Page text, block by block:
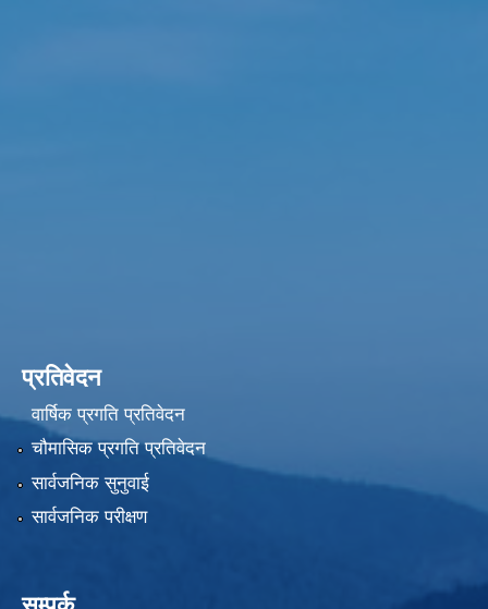
प्रतिवेदन
वार्षिक प्रगति प्रतिवेदन
चौमासिक प्रगति प्रतिवेदन
सार्वजनिक सुनुवाई
सार्वजनिक परीक्षण